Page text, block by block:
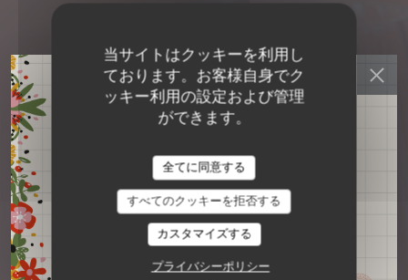
当サイトはクッキーを利用し
ております。お客様自身でク
ッキー利用の設定および管理
ができます。
全てに同意する
すべてのクッキーを拒否する
カスタマイズする
プライバシーポリシー
グルメ料理• ROUEN
Rouen
予約
QUINDICI TRATTORIA ROUEN